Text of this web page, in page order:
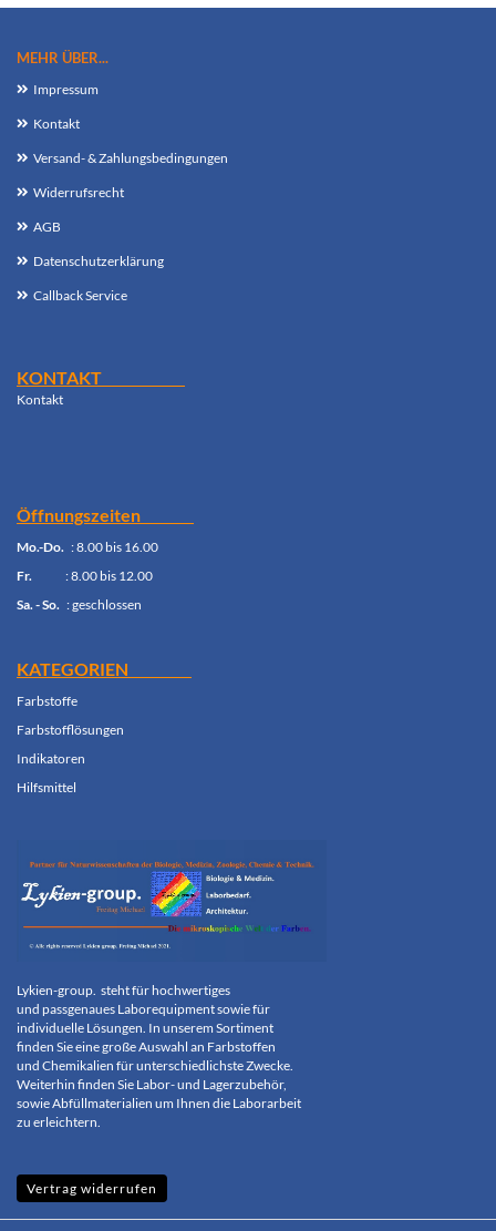
MEHR ÜBER...
Impressum
Kontakt
Versand- & Zahlungsbedingungen
Widerrufsrecht
AGB
Datenschutzerklärung
Callback Service
KONTAKT
Kontakt
Öffnungszeiten
Mo.-Do. : 8.00 bis 16.00
Fr. : 8.00 bis 12.00
Sa. - So. : geschlossen
KATEGORIEN
Farbstoffe
Farbstofflösungen
Indikatoren
Hilfsmittel
Lykien-group. steht für hochwertiges
und passgenaues Laborequipment sowie für
individuelle Lösungen. In unserem Sortiment
finden Sie eine großeAuswahl an Farbstoffen
und Chemikalien fürunterschiedlichste Zwecke.
Weiterhin finden Sie Labor- und Lagerzubehör,
sowie Abfüllmaterialien um Ihnen die Laborarbeit
zu erleichtern.
Vertrag widerrufen